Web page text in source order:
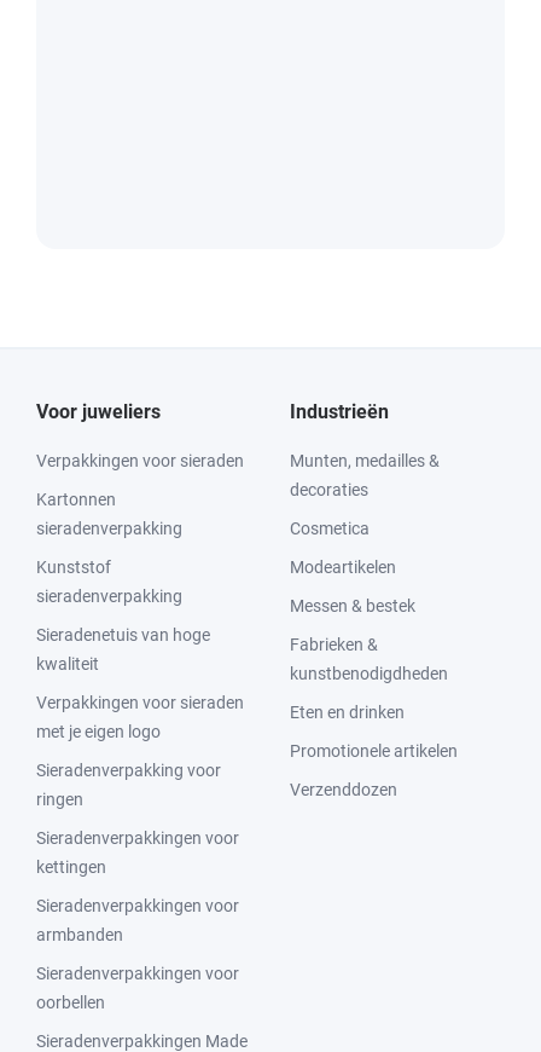
Voor juweliers
Verpakkingen voor sieraden
Kartonnen
sieradenverpakking
Kunststof
sieradenverpakking
Sieradenetuis van hoge
kwaliteit
Verpakkingen voor sieraden
met je eigen logo
Sieradenverpakking voor
ringen
Sieradenverpakkingen voor
kettingen
Sieradenverpakkingen voor
armbanden
Sieradenverpakkingen voor
oorbellen
Sieradenverpakkingen Made
Industrieën
Munten, medailles &
decoraties
Cosmetica
Modeartikelen
Messen & bestek
Fabrieken &
kunstbenodigdheden
Eten en drinken
Promotionele artikelen
Verzenddozen